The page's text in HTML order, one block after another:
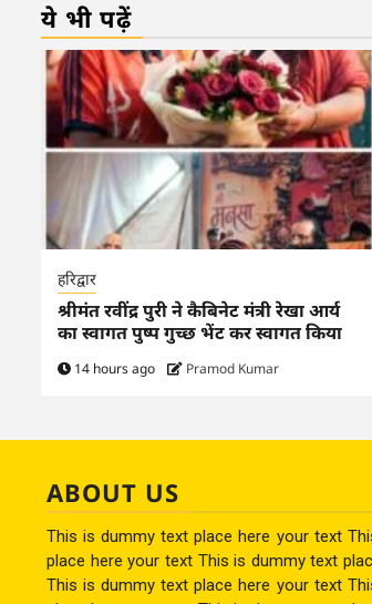
ये भी पढ़ें
हरिद्वार
श्रीमंत रवींद्र पुरी ने कैबिनेट मंत्री रेखा आर्य
का स्वागत पुष्प गुच्छ भेंट कर स्वागत किया
14 hours ago Pramod Kumar
ABOUT US
This is dummy text place here your text
place here your text This is dummy text
This is dummy text place here your text